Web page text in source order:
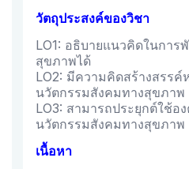
วัตถุประสงค์ของวิชา
LO1: อธิบายแนวคิดในกา
สุขภาพได้
LO2: มีความคิดสร้างสรร
นวัตกรรมสังคมทางสุขภาพ
LO3: สามารถประยุกต์ใช้อ
นวัตกรรมสังคมทางสุขภาพ
เนื้อหา